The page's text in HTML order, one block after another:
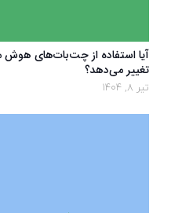
آیا استفاده از چت‌بات‌های هوش
تغییر می‌دهد؟
تیر 8, 1404